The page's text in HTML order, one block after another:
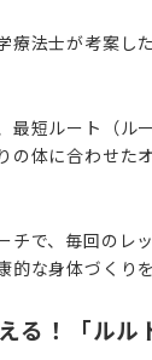
療法士が考案し
最短ルート（ル
の体に合わせた
チで、毎回のレ
的な身体づくり
る！「ルル